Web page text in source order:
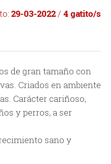
29-03-2022 / 4 gatito/s
de gran tamaño con
Criados en ambiente
Carácter cariñoso,
y perros, a ser
sano y